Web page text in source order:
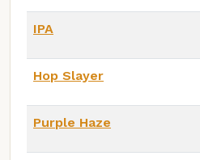
IPA
Hop Slayer
Purple Haze